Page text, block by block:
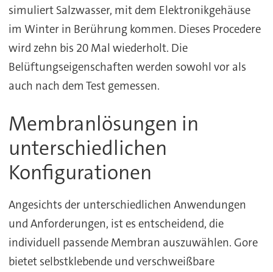
simuliert Salzwasser, mit dem Elektronikgehäuse
im Winter in Berührung kommen. Dieses Procedere
wird zehn bis 20 Mal wiederholt. Die
Belüftungseigenschaften werden sowohl vor als
auch nach dem Test gemessen.
Membranlösungen in
unterschiedlichen
Konfigurationen
Angesichts der unterschiedlichen Anwendungen
und Anforderungen, ist es entscheidend, die
individuell passende Membran auszuwählen. Gore
bietet selbstklebende und verschweißbare